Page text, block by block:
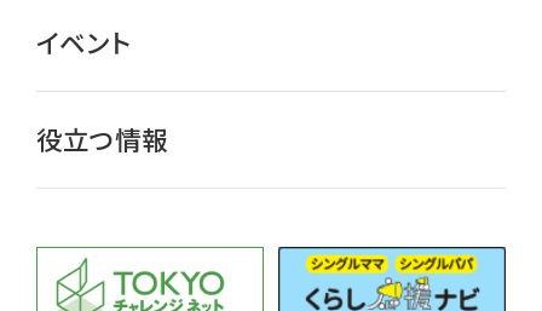
イベント
役立つ情報